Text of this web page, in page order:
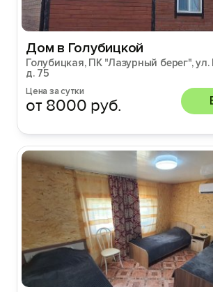
Дом в Голубицкой
Голубицкая, ПК "Лазурный берег",
д. 75
Цена за сутки
от 8000 руб.